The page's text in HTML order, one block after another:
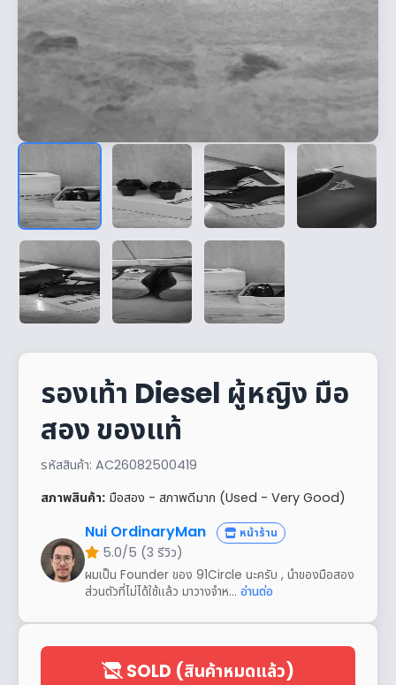
รองเท้า Diesel ผู้หญิง มือ
สอง ของแท้
รหัสสินค้า: AC26082500419
สภาพสินค้า: มือสอง - สภาพดีมาก (Used - Very Good)
Nui OrdinaryMan หน้าร้าน
5.0/5 (3 รีวิว)
ผมเป็น Founder ของ 91Circle นะครับ , นำของมือสอง
ส่วนตัวที่ไม่ได้ใช้แล้ว มาวางจำห... อ่านต่อ
SOLD (สินค้าหมดแล้ว)